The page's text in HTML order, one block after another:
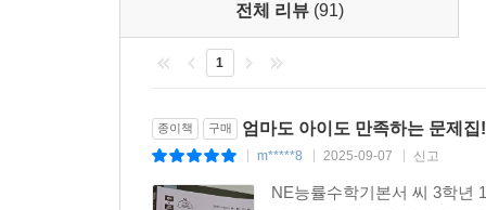
전체 리뷰 (91)
1
종이책 구매 엄마도 아이도 만족하는 문제집!
m*****8 2025-09-07 신고
NE능률수학기본서 씨 3학년